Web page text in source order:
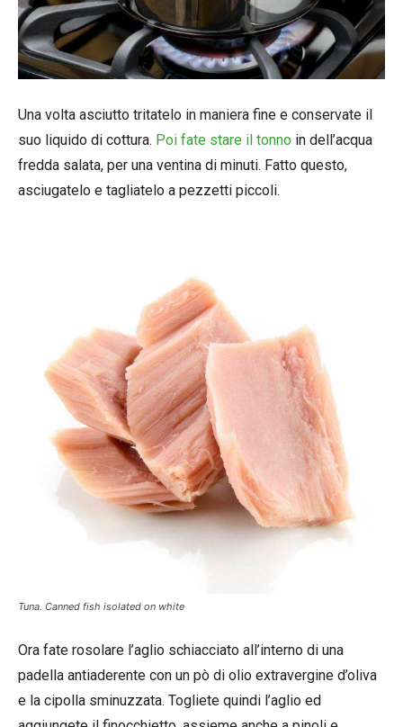
Una volta asciutto tritatelo in maniera fine e conservate il
suo liquido di cottura. Poi fate stare il tonno in dell’acqua
fredda salata, per una ventina di minuti. Fatto questo,
asciugatelo e tagliatelo a pezzetti piccoli.
Tuna. Canned fish isolated on white
Ora fate rosolare l’aglio schiacciato all’interno di una
padella antiaderente con un pò di olio extravergine d’oliva
e la cipolla sminuzzata. Togliete quindi l’aglio ed